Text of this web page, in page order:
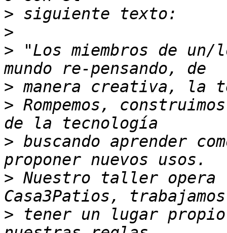
>
>
> "Los miembros de
>
> Rompemos,
> buscando aprender
> Nuestro taller opera
> tener un lugar